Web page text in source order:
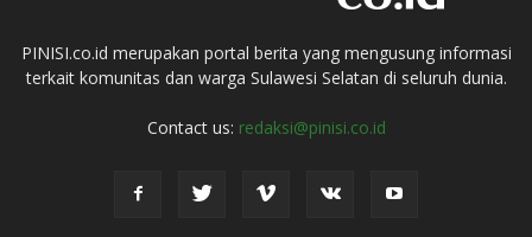
PINISI.co.id merupakan portal berita yang mengusung informasi
terkait komunitas dan warga Sulawesi Selatan di seluruh dunia.
Contact us: redaksi@pinisi.co.id